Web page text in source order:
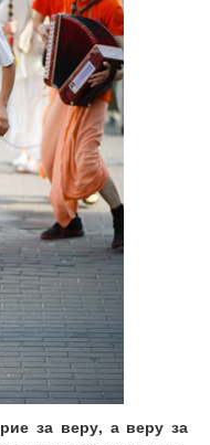
за веру, а веру за